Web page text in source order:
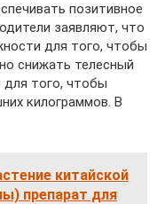
позитивное
заявляют, что
для того, чтобы
снижать телесный
для того, чтобы
килограммов. В
китайской
препарат для